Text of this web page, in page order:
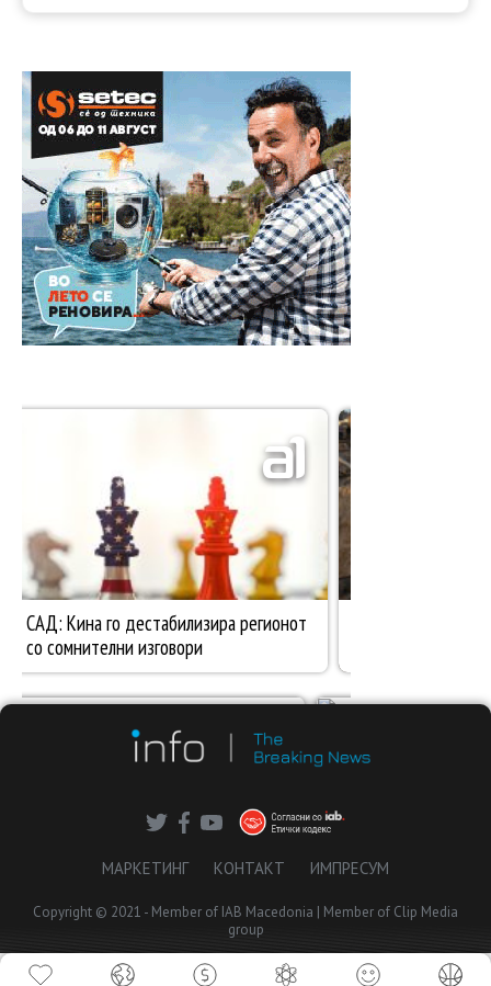
МАРКЕТИНГ КОНТАКТ ИМПРЕСУМ
Copyright © 2021 - Member of IAB Macedonia | Member of Clip Media
group